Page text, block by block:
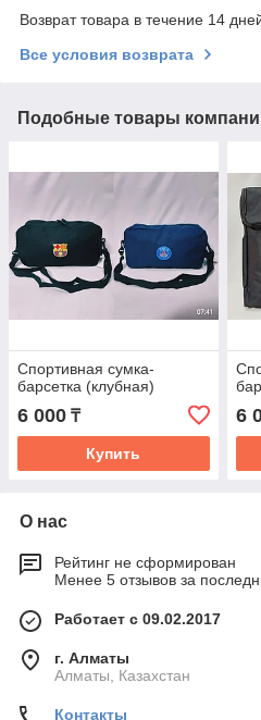
Возврат товара в течение 14
Все условия возврата
Подобные товары
Спортивная сумка-
барсетка (клубная)
6 000 ₸
Купить
6
О нас
Рейтинг не сформирован
Менее 5 отзывов за
Работает с 09.02.2017
г. Алматы
Алматы, Казахстан
Контакты